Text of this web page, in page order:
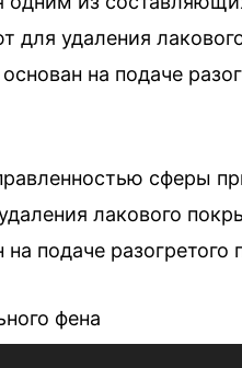
для удаления
на подаче
сферы
лакового
подаче